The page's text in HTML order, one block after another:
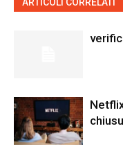
ARTICOLI CORRELATI